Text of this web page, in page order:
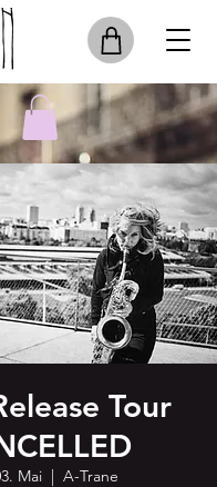
Tour
Mai
  |
A-Trane